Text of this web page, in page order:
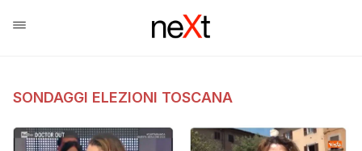
SONDAGGI ELEZIONI TOSCANA